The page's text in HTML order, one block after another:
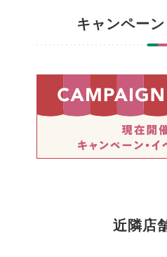
キャンペー
近隣店